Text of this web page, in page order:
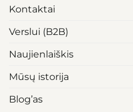
Kontaktai
Verslui (B2B)
Naujienlaiškis
Mūsų istorija
Blog’as